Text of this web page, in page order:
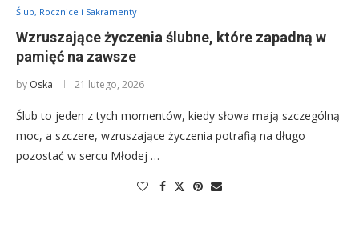
Ślub, Rocznice i Sakramenty
Wzruszające życzenia ślubne, które zapadną w
pamięć na zawsze
by Oska 21 lutego, 2026
Ślub to jeden z tych momentów, kiedy słowa mają szczególną
moc, a szczere, wzruszające życzenia potrafią na długo
pozostać w sercu Młodej …